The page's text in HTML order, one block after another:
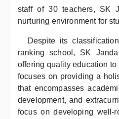
staff of 30 teachers, SK
nurturing environment for
Despite its
ranking school, SK
offering quality education to
focuses on providing a
that encompasses
development, and
focus on developing well-